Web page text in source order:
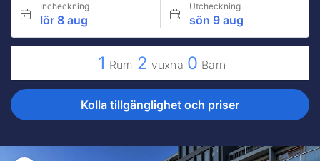
Incheckning
lör 8 aug
Utcheckning
sön 9 aug
1 Rum 2 vuxna 0 Barn
Kolla tillgänglighet och priser